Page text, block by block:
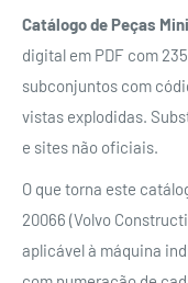
Catálogo de Peças
digital em PDF com
subconjuntos com
vistas explodidas.
e sites não oficiais.
O que torna este
20066 (Volvo
aplicável à máquina